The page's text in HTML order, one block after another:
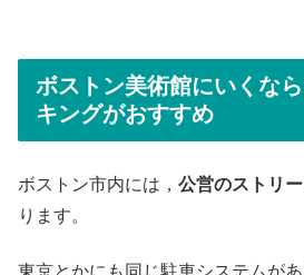
ボストン美術館にいくな
キングがおすすめ
ボストン市内には， 公営のストリ
ります。